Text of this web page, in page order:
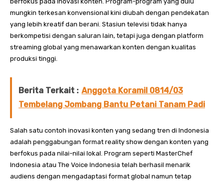
mungkin terkesan konvensional kini diubah dengan pendekatan
yang lebih kreatif dan berani. Stasiun televisi tidak hanya
berkompetisi dengan saluran lain, tetapi juga dengan platform
streaming global yang menawarkan konten dengan kualitas
produksi tinggi.
Berita Terkait : Anggota Koramil 0814/03
Tembelang Jombang Bantu Petani Tanam Padi
Salah satu contoh inovasi konten yang sedang tren di Indonesia
adalah penggabungan format reality show dengan konten yang
berfokus pada nilai-nilai lokal. Program seperti MasterChef
Indonesia atau The Voice Indonesia telah berhasil menarik
audiens dengan mengadaptasi format global namun tetap